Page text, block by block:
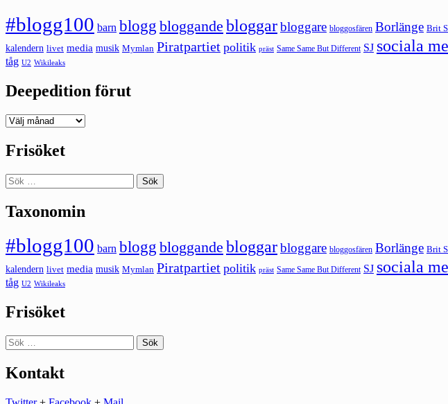
#blogg100 barn blogg bloggande bloggarbloggare bloggosfären Borlänge Brit
kalendern livet media musik Mymlan Piratpartiet politik präst Same Same But Different SJ sociala
tåg U2 Wikileaks
Deepedition förut
Deepedition
Frisöket
Sök
efter:
Taxonomin
#blogg100 barn blogg bloggande bloggarbloggare bloggosfären Borlänge Brit
kalendern livet media musik Mymlan Piratpartiet politik präst Same Same But Different SJ sociala
tåg U2 Wikileaks
Frisöket
Sök
efter:
Kontakt